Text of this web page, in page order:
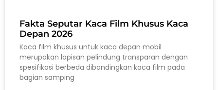
Fakta Seputar Kaca Film Khusus Kaca
Depan 2026
Kaca film khusus untuk kaca depan mobil
merupakan lapisan pelindung transparan dengan
spesifikasi berbeda dibandingkan kaca film pada
bagian samping